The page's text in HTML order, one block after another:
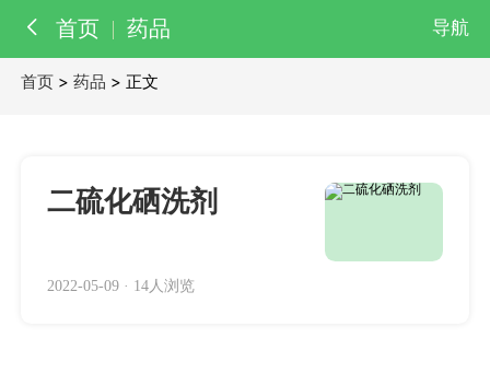
首页 药品 导航
医生
首页 >药品 > 正文
二硫化硒洗剂
2022-05-09 · 14人浏览